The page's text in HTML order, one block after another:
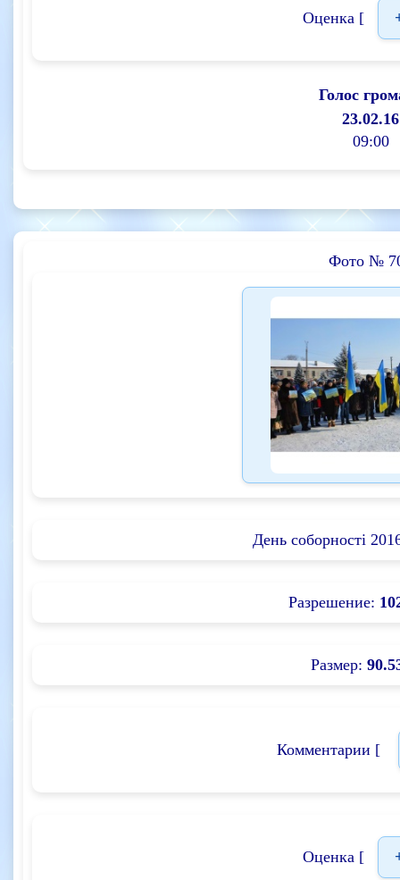
Оценка [
Голос
23.02.16
09:00
Фото №
День соборності
Разрешение:
Размер:
Комментарии [
Оценка [